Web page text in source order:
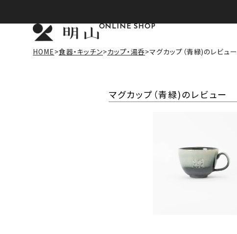
ONLINE SHOP
HOME 食器・キッチン カップ・湯呑 マグカップ（青緑)のレビュー
マグカップ（青緑)のレビュー